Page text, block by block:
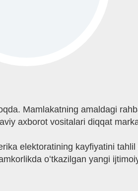
Mamlakatning amaldagi
axborot vositalari diqqat
elektoratining kayfiyatini
oʻtkazilgan yangi